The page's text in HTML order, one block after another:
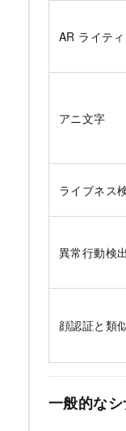
AR ライテ
アニ文字
ライブネス
異常行動検出
顔認証と類
一般的な